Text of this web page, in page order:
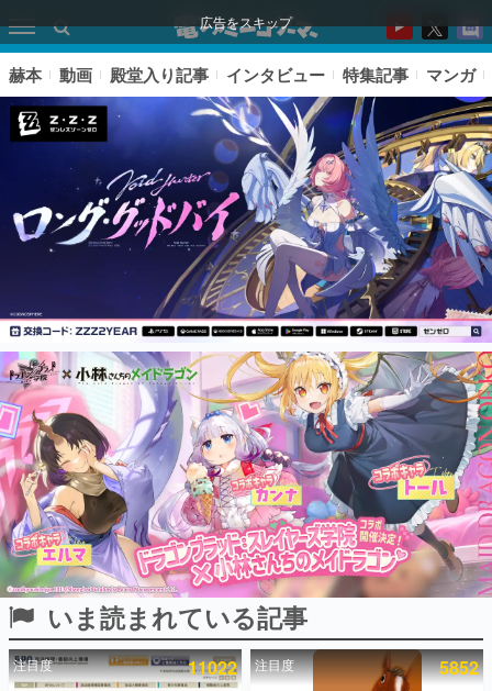
広告をスキップ
ピックアップ
電ファミのいま読まれている記事ランキング
アプリセール情報
インタビュー
連載・特集一覧
殿堂入り記事
SNS拡散数が数千以上！ ページビュー数万以上！ などな
ど。多くの人々に読まれた、電ファミ渾身の“殿堂入り”記
事をまとめました。
赫本 動画 殿堂入り記事 インタビュー 特集記事 マンガ
いま読まれている記事
注目度 11022 注目度 5852